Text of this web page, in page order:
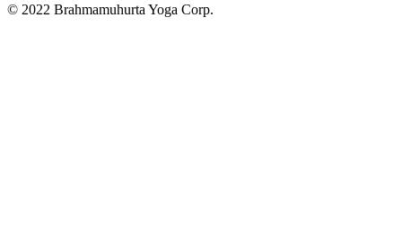
© 2022 Brahmamuhurta Yoga Corp.